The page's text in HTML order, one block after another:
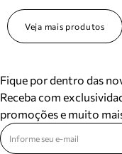
Veja mais produtos
Fique por dentro das
Receba com
promoções e muito